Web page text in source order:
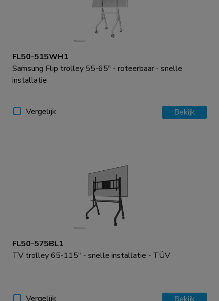
FL50-515WH1
Samsung Flip trolley 55-65" - roteerbaar - snelle
installatie
Vergelijk Bekijk
FL50-575BL1
TV trolley 65-115" - snelle installatie - TÜV
Vergelijk